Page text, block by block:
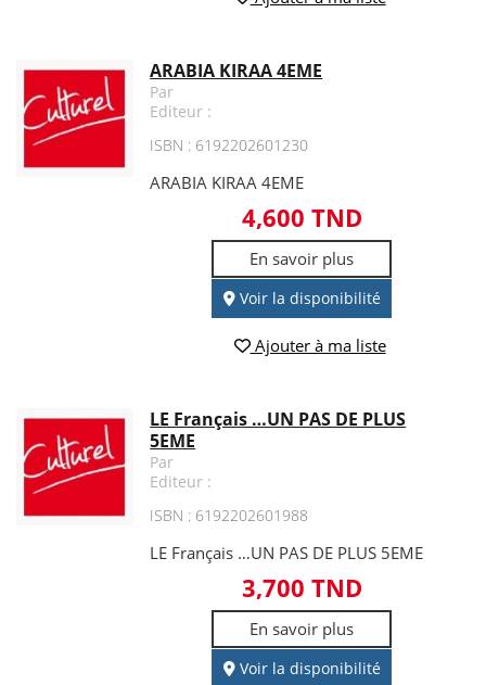
ARABIA KIRAA 4EME
Par
Editeur :
ISBN : 6192202601230
ARABIA KIRAA 4EME
4,600 TND
En savoir plus
Voir la disponibilité
Ajouter à ma liste
LE Français …UN PAS DE PLUS
5EME
Par
Editeur :
ISBN : 6192202601988
LE Français …UN PAS DE PLUS 5EME
3,700 TND
En savoir plus
Voir la disponibilité